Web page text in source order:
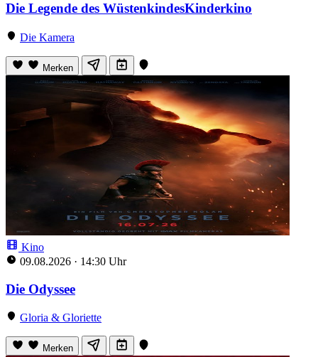
Die Legende des WüstenkindesKinderkino
Die Kamera
Merken
Kino
09.08.2026 · 14:30 Uhr
Die Odyssee
Gloria & Gloriette
Merken